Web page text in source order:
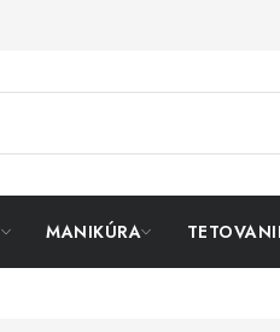
MANIKÚRA